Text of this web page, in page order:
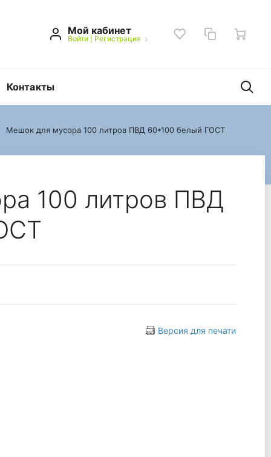
Мой кабинет
Войти| Регистрация
Контакты
Мешок для мусора 100 литров ПВД 60*100 белый ГОСТ
100 литров ПВД
Версия для печати